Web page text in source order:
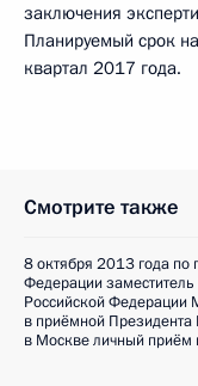
заключения
Планируемый срок
квартал 2017 года.
Смотрите также
8 октября 2013 года по
Федерации
Российской
в приёмной
в Москве личный приём